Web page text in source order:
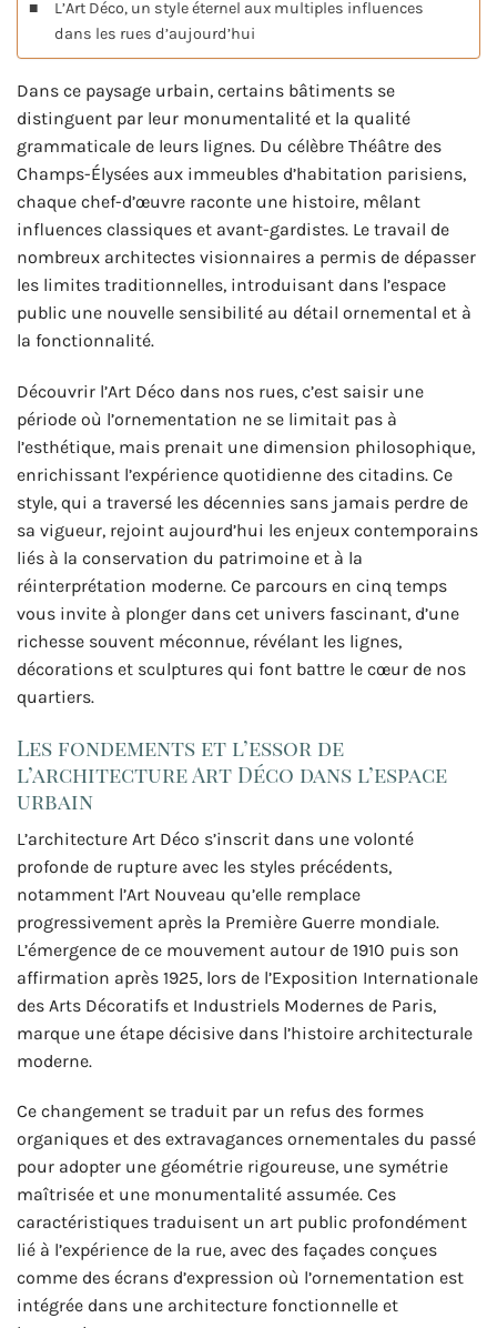
L’Art Déco, un style éternel aux multiples influences
dans les rues d’aujourd’hui
Dans ce paysage urbain, certains bâtiments se
distinguent par leur monumentalité et la qualité
grammaticale de leurs lignes. Du célèbre Théâtre des
Champs-Élysées aux immeubles d’habitation parisiens,
chaque chef-d’œuvre raconte une histoire, mêlant
influences classiques et avant-gardistes. Le travail de
nombreux architectes visionnaires a permis de dépasser
les limites traditionnelles, introduisant dans l’espace
public une nouvelle sensibilité au détail ornemental et à
la fonctionnalité.
Découvrir l’Art Déco dans nos rues, c’est saisir une
période où l’ornementation ne se limitait pas à
l’esthétique, mais prenait une dimension philosophique,
enrichissant l’expérience quotidienne des citadins. Ce
style, qui a traversé les décennies sans jamais perdre de
sa vigueur, rejoint aujourd’hui les enjeux contemporains
liés à la conservation du patrimoine et à la
réinterprétation moderne. Ce parcours en cinq temps
vous invite à plonger dans cet univers fascinant, d’une
richesse souvent méconnue, révélant les lignes,
décorations et sculptures qui font battre le cœur de nos
quartiers.
Les fondements et l’essor de
l’architecture Art Déco dans l’espace
urbain
L’architecture Art Déco s’inscrit dans une volonté
profonde de rupture avec les styles précédents,
notamment l’Art Nouveau qu’elle remplace
progressivement après la Première Guerre mondiale.
L’émergence de ce mouvement autour de 1910 puis son
affirmation après 1925, lors de l’Exposition Internationale
des Arts Décoratifs et Industriels Modernes de Paris,
marque une étape décisive dans l’histoire architecturale
moderne.
Ce changement se traduit par un refus des formes
organiques et des extravagances ornementales du passé
pour adopter une géométrie rigoureuse, une symétrie
maîtrisée et une monumentalité assumée. Ces
caractéristiques traduisent un art public profondément
lié à l’expérience de la rue, avec des façades conçues
comme des écrans d’expression où l’ornementation est
intégrée dans une architecture fonctionnelle et